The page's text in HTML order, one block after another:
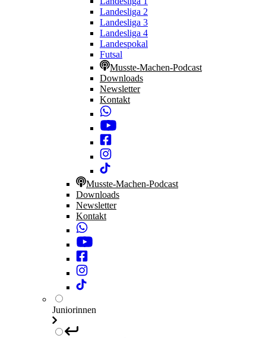
Landesliga 2
Landesliga 3
Landesliga 4
Landespokal
Futsal
Musste-Machen-Podcast
Downloads
Newsletter
Kontakt
Musste-Machen-Podcast
Downloads
Newsletter
Kontakt
Juniorinnen